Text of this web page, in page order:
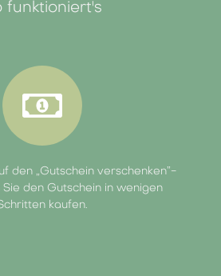
funktioniert's
den „Gutschein verschenken”-
den Gutschein in wenigen
kaufen.